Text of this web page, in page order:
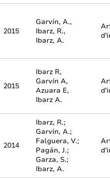
2015
Garvín, A.,
Ibarz, R.,
Ibarz, A.
2015
Ibarz R,
Garvín A,
Azuara E,
Ibarz A.
2014
Ibarz, R.;
Garvín, A.;
Falguera, V.;
Pagán, J.;
Garza, S.;
Ibarz, A.